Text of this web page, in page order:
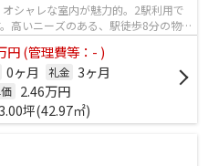
シャレな室内が魅力的。2駅利用で
高いニーズのある、駅徒歩8分の物件
円(管理費等：- )
0ヶ月 礼金 3ヶ月
2.46万円
坪(42.97㎡)